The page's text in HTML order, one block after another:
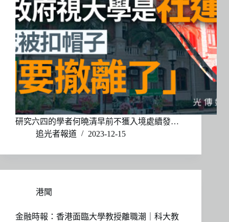
研究六四的學者何曉清早前不獲入境處續發…
追光者報道
2023-12-15
港聞
金融時報：香港面臨大學教授離職潮｜科大教